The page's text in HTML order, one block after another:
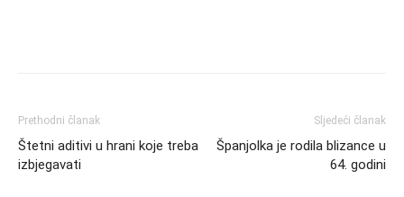
Prethodni članak
Štetni aditivi u hrani koje treba
izbjegavati
Sljedeći članak
Španjolka je rodila blizance u
64. godini